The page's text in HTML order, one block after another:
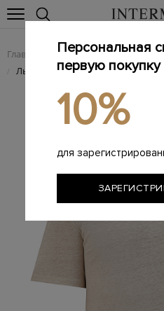
Главная Мужчинам / Одежда /
/ Льняная футболка свободного
Персональная
первую покупку
10%
для